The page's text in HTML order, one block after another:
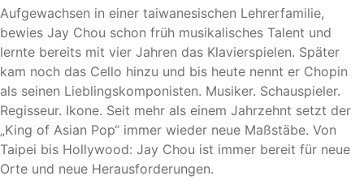
Aufgewachsen in einer taiwanesischen Lehrerfamilie,
bewies Jay Chou schon früh musikalisches Talent und
lernte bereits mit vier Jahren das Klavierspielen. Später
kam noch das Cello hinzu und bis heute nennt er Chopin
als seinen Lieblingskomponisten. Musiker. Schauspieler.
Regisseur. Ikone. Seit mehr als einem Jahrzehnt setzt der
„King of Asian Pop“ immer wieder neue Maßstäbe. Von
Taipei bis Hollywood: Jay Chou ist immer bereit für neue
Orte und neue Herausforderungen.